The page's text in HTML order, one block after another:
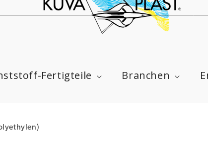
Fertigteile Branchen